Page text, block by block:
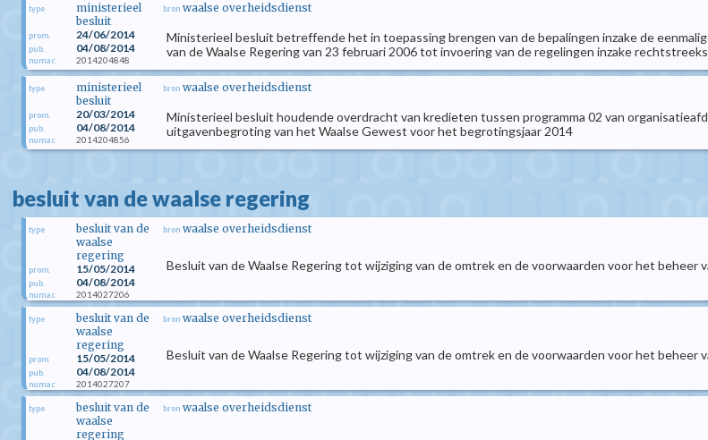
type
ministerieel
besluit
prom. 24/06/2014
pub. 04/08/2014
numac 2014204848
bron waalse overheidsdienst
Ministerieel besluit betreffende het in toepassing brengen van de bepalingen inzake de
van de Waalse Regering van 23 februari 2006 tot invoering van de regelingen inzake
type
ministerieel
besluit
prom. 20/03/2014
pub. 04/08/2014
numac 2014204856
bron waalse overheidsdienst
Ministerieel besluit houdende overdracht van kredieten tussen programma 02 van
uitgavenbegroting van het Waalse Gewest voor het begrotingsjaar 2014
besluit van de waalse regering
type
besluit van de
waalse
regering
prom. 15/05/2014
pub. 04/08/2014
numac 2014027206
bron waalse overheidsdienst
Besluit van de Waalse Regering tot wijziging van de omtrek en de voorwaarden voor het
type
besluit van de
waalse
regering
prom. 15/05/2014
pub. 04/08/2014
numac 2014027207
bron waalse overheidsdienst
Besluit van de Waalse Regering tot wijziging van de omtrek en de voorwaarden voor het
type
besluit van de
waalse
regering
bron waalse overheidsdienst